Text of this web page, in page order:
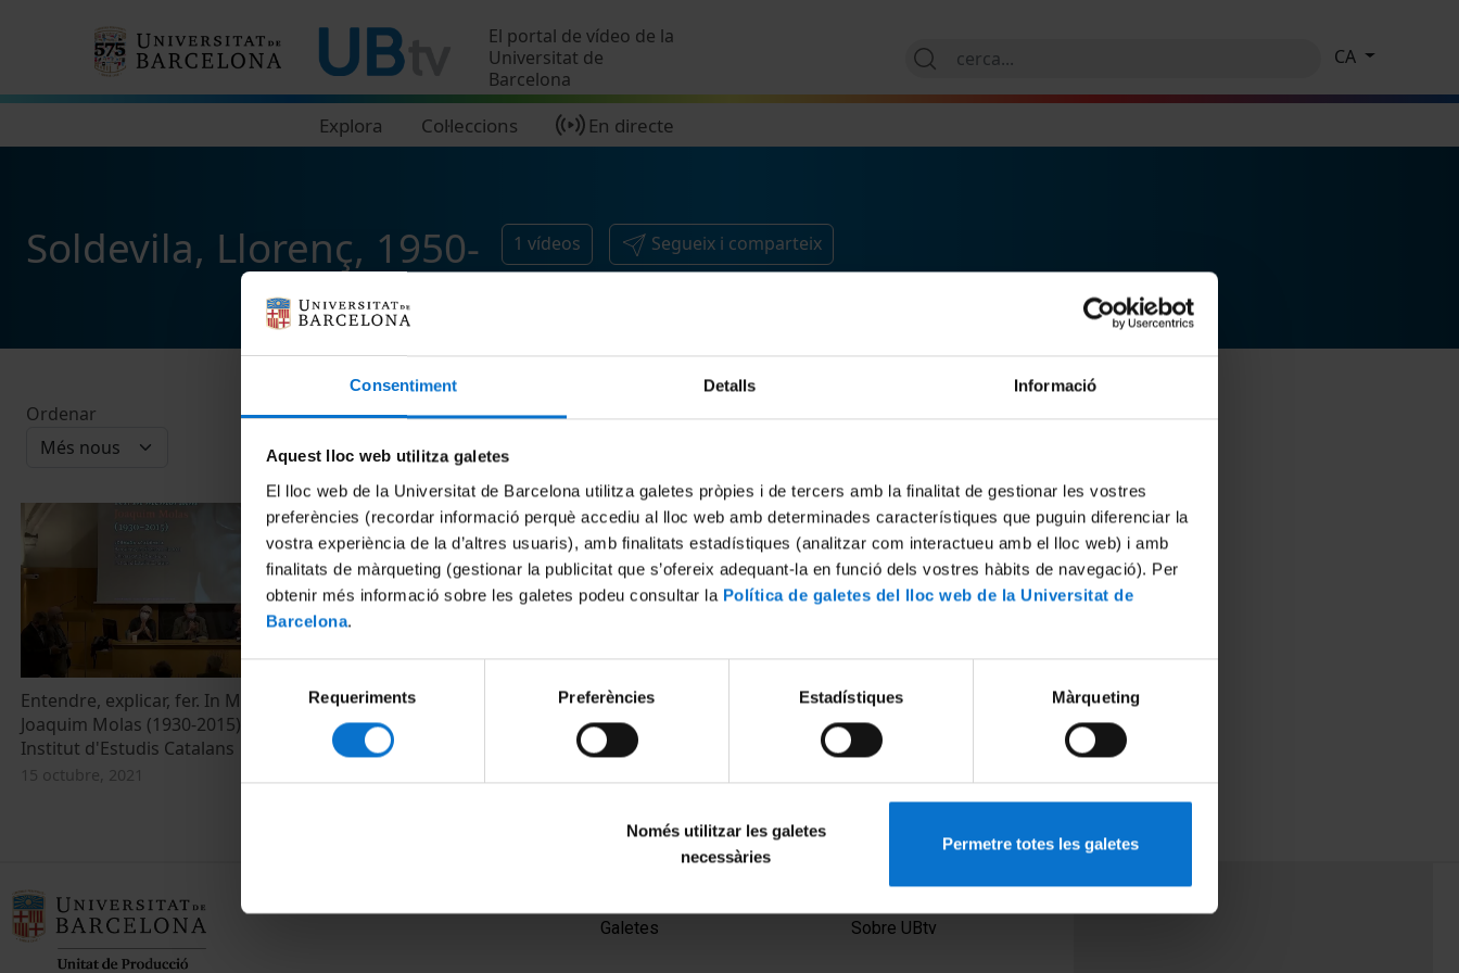
Consentiment Detalls Informació
Aquest lloc web utilitza galetes
El lloc web de la Universitat de Barcelona utilitza galetes pròpies i de tercers amb la finalitat de gestionar les vostres
preferències (recordar informació perquè accediu al lloc web amb determinades característiques que puguin diferenciar la
vostra experiència de la d’altres usuaris), amb finalitats estadístiques (analitzar com interactueu amb el lloc web) i amb
finalitats de màrqueting (gestionar la publicitat que s’ofereix adequant-la en funció dels vostres hàbits de navegació). Per
obtenir més informació sobre les galetes podeu consultar la Política de galetes del lloc web de la Universitat de
Barcelona.
consentiment
Requeriments Preferències Estadístiques Màrqueting
Només utilitzar les galetes
necessàries
Permetre totes les galetes
El portal de vídeo de la
Universitat de
Barcelona
Explora Col·leccions En directe
CA
Soldevila, Llorenç, 1950- 1 vídeos Segueix i comparteix
Ordenar
Entendre, explicar, fer. In Memoriam
Joaquim Molas (1930-2015). Sessió
Institut d'Estudis Catalans
15 octubre, 2021
Galetes
PEU 2
Sobre UBtv
PEU 3